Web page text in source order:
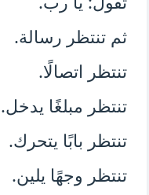
ثم تنتظر رسالة.
تنتظر اتصالًا.
تنتظر مبلغًا يدخل.
تنتظر بابًا يتحرك.
تنتظر وجهًا يلين.